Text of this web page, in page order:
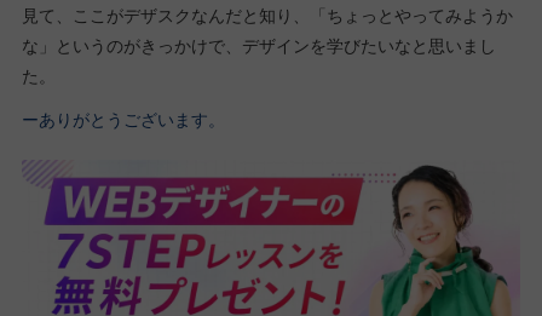
見て、ここがデザスクなんだと知り、「ちょっとやってみようか
な」というのがきっかけで、デザインを学びたいなと思いまし
た。
ーありがとうございます。